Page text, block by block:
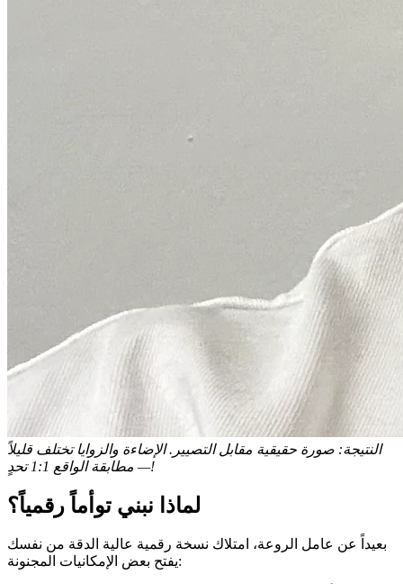
النتيجة: صورة حقيقية مقابل التصيير. الإضاءة والزوايا تختلف قليلاً
— مطابقة الواقع 1:1 تحدٍ!
لماذا نبني توأماً رقمياً؟
بعيداً عن عامل الروعة، امتلاك نسخة رقمية عالية الدقة من نفسك
يفتح بعض الإمكانيات المجنونة: